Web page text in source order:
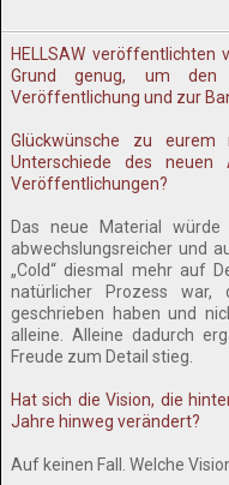
HELLSAW veröffentlichten
Grund genug, um
Veröffentlichung und zur
Glückwünsche zu
Unterschiede des neuen
Veröffentlichungen?
Das neue Material
abwechslungsreicher und
„Cold“ diesmal mehr auf
natürlicher Prozess
geschrieben haben und
alleine. Alleine dadurch
Freude zum Detail stieg.
Hat sich die Vision, die
Jahre hinweg verändert?
Auf keinen Fall. Welche